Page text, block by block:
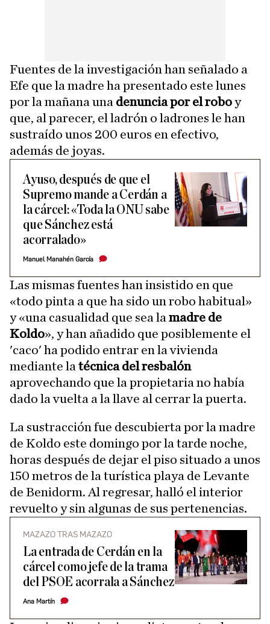
Fuentes de la investigación han señalado a
Efe que la madre ha presentado este lunes
por la mañana una denuncia por el roboy
que, al parecer, el ladrón o ladrones le han
sustraído unos 200 euros en efectivo,
además de joyas.
Ayuso, después de que el
Supremo mande a Cerdán a
la cárcel: «Toda la ONU sabe
que Sánchez está
acorralado»
Manuel Manahén García
Las mismas fuentes han insistido en que
«todo pinta a que ha sido un robo habitual»
y «una casualidad que sea la madre de
Koldo», y han añadido que posiblemente el
'caco' ha podido entrar en la vivienda
mediante la técnica del resbalón
aprovechando que la propietaria no había
dado la vuelta a la llave al cerrar la puerta.
La sustracción fue descubierta por la madre
de Koldo este domingo por la tarde noche,
horas después de dejar el piso situado a unos
150 metros de la turística playa de Levante
de Benidorm. Al regresar, halló el interior
revuelto y sin algunas de sus pertenencias.
MAZAZO TRAS MAZAZO
La entrada de Cerdán en la
cárcel como jefe de la trama
del PSOE acorrala a Sánchez
Ana Martín